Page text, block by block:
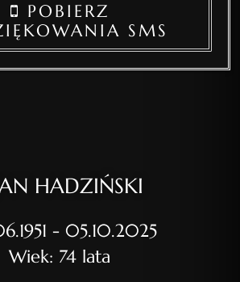
POBIERZ
SMS
HADZIŃSKI
- 05.10.2025
Wiek: 74 lata